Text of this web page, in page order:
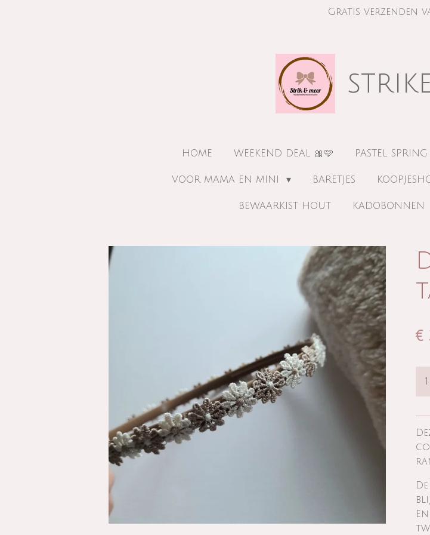
Gratis verzenden
HOME WEEKEND DEAL 🎀🩷 PASTEL
VOOR MAMA EN MINI BARETJES
BEWAARKIST HOUT KADOBONNEN
€